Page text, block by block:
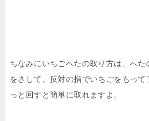
ちなみにいちごへたの取り方は、へた
をさして、反対の指でいちごをもって
っと回すと簡単に取れますよ。